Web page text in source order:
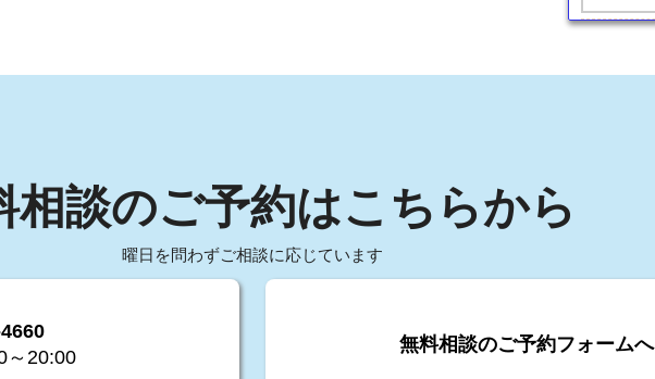
相談のご予約はこちらから
曜日を問わずご相談に応じています
～20:00
無料相談のご予約フォームへ